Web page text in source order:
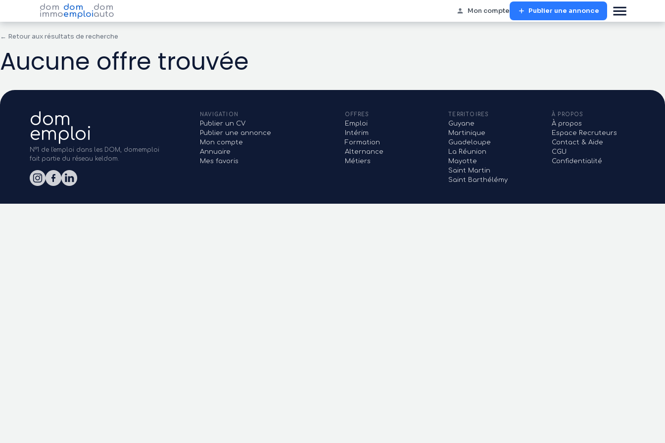
dom
immo
dom
emploi
dom
auto Mon compte Publier une annonce
← Retour aux résultats de recherche
Aucune offre trouvée
dom
emploi
N°1 de l'emploi dans les DOM, domemploi
fait partie du réseau keldom.
NAVIGATION
Publier un CV
Publier une annonce
Mon compte
Annuaire
Mes favoris
OFFRES
Emploi
Intérim
Formation
Alternance
Métiers
TERRITOIRES
Guyane
Martinique
Guadeloupe
La Réunion
Mayotte
Saint Martin
Saint Barthélémy
À PROPOS
À propos
Espace Recruteurs
Contact & Aide
CGU
Confidentialité